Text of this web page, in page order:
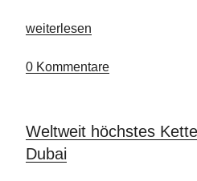
„Secrets
Cana“
weiterlesen
0 Kommentare
Weltweit höchstes
Dubai